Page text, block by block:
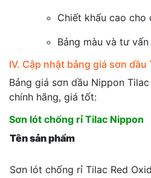
Chiết khấu cao cho
Bảng màu và tư
IV. Cập nhật bảng giá sơn
Bảng giá sơn dầu Nippon Tilac
chính hãng, giá tốt:
Sơn lót chống rỉ Tilac Nippon
Tên sản phẩm
Sơn lót chống rỉ Tilac Red